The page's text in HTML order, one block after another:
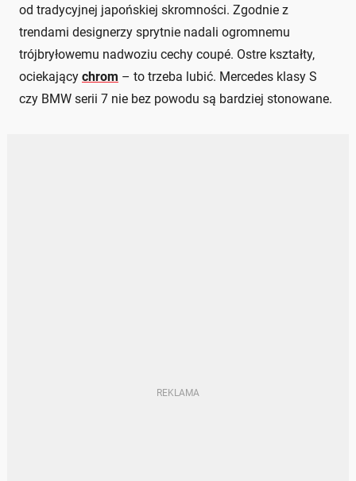
od tradycyjnej japońskiej skromności. Zgodnie z
trendami designerzy sprytnie nadali ogromnemu
trójbryłowemu nadwoziu cechy coupé. Ostre kształty,
ociekający chrom – to trzeba lubić. Mercedes klasy S
czy BMW serii 7 nie bez powodu są bardziej stonowane.